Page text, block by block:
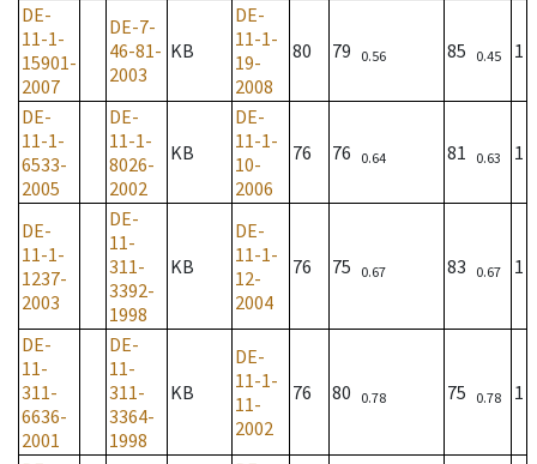
DE-
11-1-
15901-
2007
DE-7-
46-81-
2003
KB
DE-
11-1-
19-
2008
80 79 0.56 85 0.45 1
DE-
11-1-
6533-
2005
DE-
11-1-
8026-
2002
KB
DE-
11-1-
10-
2006
76 76 0.64 81 0.63 1
DE-
11-1-
1237-
2003
DE-
11-
311-
3392-
1998
KB
DE-
11-1-
12-
2004
76 75 0.67 83 0.67 1
DE-
11-
311-
6636-
2001
DE-
11-
311-
3364-
1998
KB
DE-
11-1-
11-
2002
76 80 0.78 75 0.78 1